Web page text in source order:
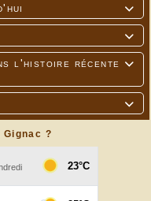



l'histoire récente

Gignac ?